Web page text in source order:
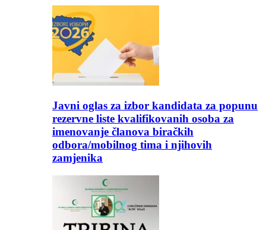
Javni oglas za izbor kandidata za popunu
rezervne liste kvalifikovanih osoba za
imenovanje članova biračkih
odbora/mobilnog tima i njihovih
zamjenika